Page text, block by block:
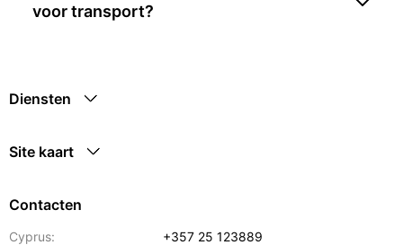
voor transport?
Diensten
Site kaart
Contacten
Cyprus:
+357 25 123889